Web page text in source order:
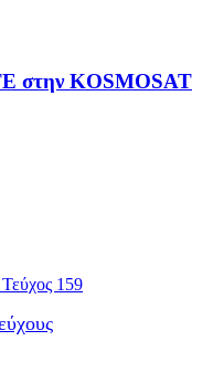
στην KOSMOSAT